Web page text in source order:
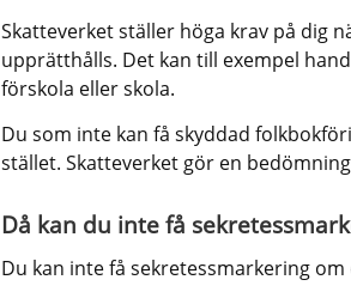
Skatteverket ställer höga krav på dig
upprätthålls. Det kan till exempel
förskola eller skola.
Du som inte kan få skyddad
stället. Skatteverket gör en
Då kan du inte få
Du kan inte få sekretessmarkering om